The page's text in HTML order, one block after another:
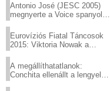
Antonio José (JESC 2005)
megnyerte a Voice spanyol
Eurovíziós Fiatal Táncosok
2015: Viktoria Nowak a
A megállíthatatlanok:
Conchita ellenállt a lengyel